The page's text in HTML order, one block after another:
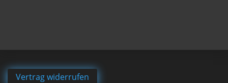
Vertrag widerrufen